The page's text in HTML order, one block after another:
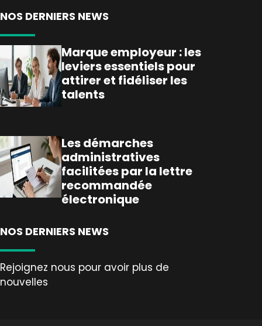
NOS DERNIERS NEWS
Marque employeur : les
leviers essentiels pour
attirer et fidéliser les
talents
Les démarches
administratives
facilitées par la lettre
recommandée
électronique
NOS DERNIERS NEWS
Rejoignez nous pour avoir plus de
nouvelles